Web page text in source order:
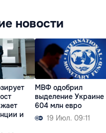
новости
и
МВФ одобрил
выделение Украине
604 млн евро
19 Июл. 09:11